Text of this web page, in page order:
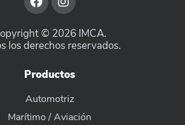
© 2026 IMCA.
los derechos reservados.
Productos
Automotriz
Marítimo / Aviación